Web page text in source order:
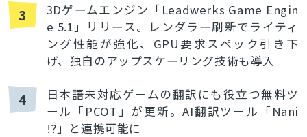
3
3Dゲームエンジン「Leadwerks Game Engin
e 5.1」リリース。レンダラー刷新でライティ
ング性能が強化、GPU要求スペック引き下
げ、独自のアップスケーリング技術も導入
4
日本語未対応ゲームの翻訳にも役立つ無料ツ
ール「PCOT」が更新。AI翻訳ツール「Nani
!?」と連携可能に